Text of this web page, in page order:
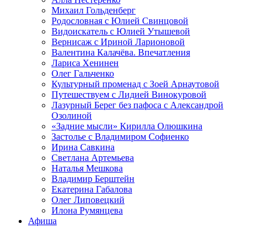
Михаил Гольденберг
Родословная с Юлией Свинцовой
Видоискатель с Юлией Утышевой
Вернисаж с Ириной Ларионовой
Валентина Калачёва. Впечатления
Лариса Хенинен
Олег Гальченко
Культурный променад с Зоей Арнаутовой
Путешествуем с Лидией Винокуровой
Лазурный Берег без пафоса с Александрой
Озолиной
«Задние мысли» Кирилла Олюшкина
Застолье с Владимиром Софиенко
Ирина Савкина
Светлана Артемьева
Наталья Мешкова
Владимир Берштейн
Екатерина Габалова
Олег Липовецкий
Илона Румянцева
Афиша